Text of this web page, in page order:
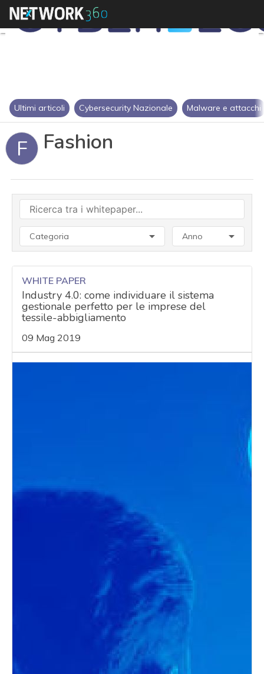
Ultimi articoli Cybersecurity Nazionale Malware e attacchi
F Fashion
Categoria Anno
WHITE PAPER
Industry 4.0: come individuare il sistema
gestionale perfetto per le imprese del
tessile-abbigliamento
09 Mag 2019